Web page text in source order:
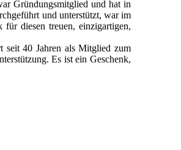
Gründungsmitglied und hat in
und unterstützt, war im
für diesen treuen, einzigartigen,
seit 40 Jahren als Mitglied zum
Es ist ein Geschenk,